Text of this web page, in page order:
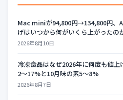
Mac miniが94,800円→134,800円、
げはいつから何がいくら上がったの
2026年8月10日
冷凍食品はなぜ2026年に何度も値
2〜17%と10月味の素5〜8%
2026年8月7日